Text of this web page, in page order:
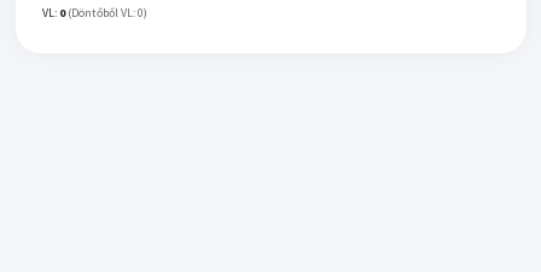
VL: 0 (Döntőből VL: 0)